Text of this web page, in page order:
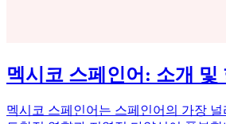
멕시코 스페인어: 소개 및
멕시코 스페인어는 스페인어의 가장